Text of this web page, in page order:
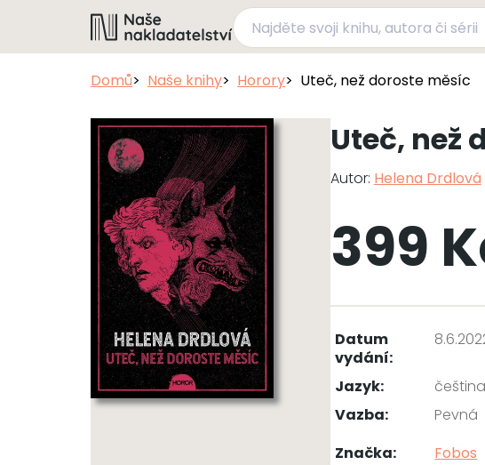
Domů Naše knihy Horory Uteč, než doroste měsíc
Uteč, než
Autor: Helena Drdlová
399
Datum
vydání:
Jazyk:
čeština
Vazba:
Pevná
Značka:
Fobos